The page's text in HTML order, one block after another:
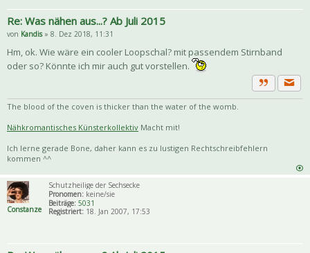
Re: Was nähen aus...? Ab Juli 2015
von Kandis» 8. Dez 2018, 11:31
Hm, ok. Wie wäre ein cooler Loopschal? mit passendem Stirnband
oder so? Könnte ich mir auch gut vorstellen.
Zitat
The blood of the coven is thicker than the water of the womb.
Nähkromantisches Künsterkollektiv Macht mit!
Ich lerne gerade Bone, daher kann es zu lustigen Rechtschreibfehlern
kommen ^^
Constanze
Schutzheilige der Sechsecke
Pronomen: keine/sie
Beiträge: 5031
Registriert: 18. Jan 2007, 17:53